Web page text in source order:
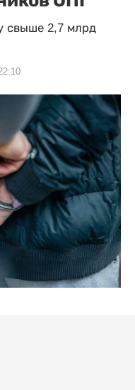
свыше 2,7 млрд